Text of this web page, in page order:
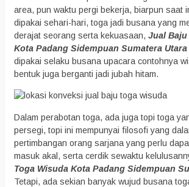
area, pun waktu pergi bekerja, biarpun saat
dipakai sehari-hari, toga jadi busana yang
derajat seorang serta kekuasaan, Jual Baju
Kota Padang Sidempuan Sumatera Utara
dipakai selaku busana upacara contohnya
bentuk juga berganti jadi jubah hitam.
Dalam perabotan toga, ada juga topi toga
persegi, topi ini mempunyai filosofi yang
pertimbangan orang sarjana yang perlu
masuk akal, serta cerdik sewaktu
Toga Wisuda Kota Padang Sidempuan
Tetapi, ada sekian banyak wujud busana